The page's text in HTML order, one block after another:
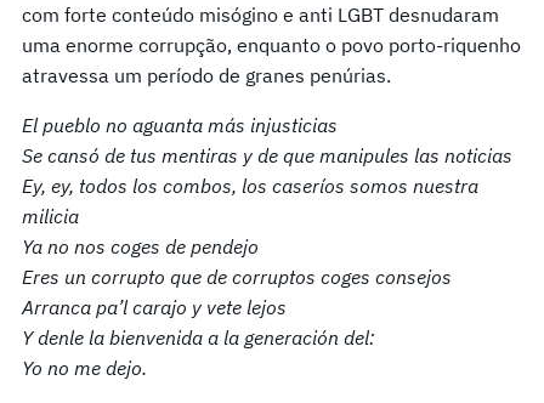
com forte conteúdo misógino e anti LGBT desnudaram
uma enorme corrupção, enquanto o povo porto-riquenho
atravessa um período de granes penúrias.
El pueblo no aguanta más injusticias
Se cansó de tus mentiras y de que manipules las noticias
Ey, ey, todos los combos, los caseríos somos nuestra
milicia
Ya no nos coges de pendejo
Eres un corrupto que de corruptos coges consejos
Arranca pa’l carajo y vete lejos
Y denle la bienvenida a la generación del:
Yo no me dejo.